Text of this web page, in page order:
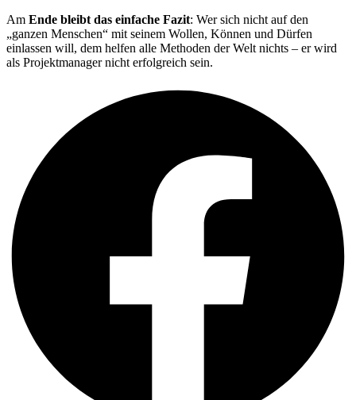
Am Ende bleibt das einfache Fazit: Wer sich nicht auf den
„ganzen Menschen“ mit seinem Wollen, Können und Dürfen
einlassen will, dem helfen alle Methoden der Welt nichts – er wird
als Projektmanager nicht erfolgreich sein.